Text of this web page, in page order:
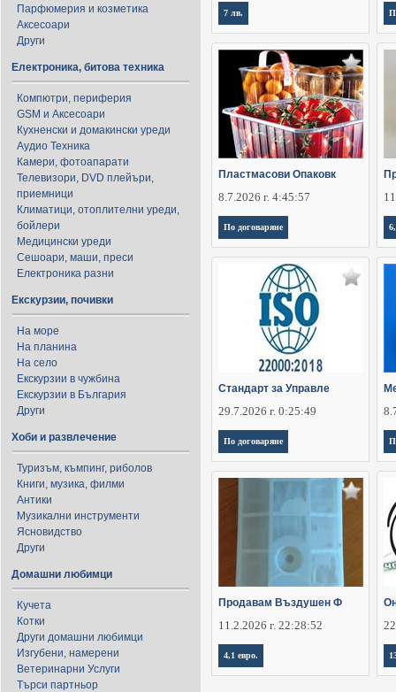
Парфюмерия и козметика
Аксесоари
Други
Електроника, битова техника
Компютри, периферия
GSM и Аксесоари
Кухненски и домакински уреди
Аудио Техника
Камери, фотоапарати
Телевизори, DVD плейъри,
приемници
Климатици, отоплителни уреди,
бойлери
Медицински уреди
Сешоари, маши, преси
Електроника разни
Екскурзии, почивки
На море
На планина
На село
Екскурзии в чужбина
Екскурзии в България
Други
Хоби и развлечение
Туризъм, къмпинг, риболов
Книги, музика, филми
Антики
Музикални инструменти
Ясновидство
Други
Домашни любимци
Кучета
Котки
Други домашни любимци
Изгубени, намерени
Ветеринарни Услуги
Търси партньор
7 лв.
Пластмасови Опаковк
8.7.2026 г. 4:45:57
По договаряне
Стандарт за Управле
29.7.2026 г. 0:25:49
По договаряне
Продавам Въздушен Ф
11.2.2026 г. 22:28:52
4,1 евро.